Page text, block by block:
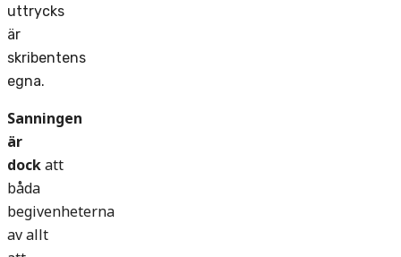
uttrycks
är
skribentens
egna.
Sanningen
är
dockatt
båda
begivenheterna
av allt